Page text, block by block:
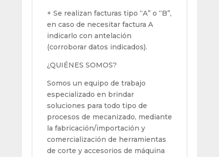
+ Se realizan facturas tipo “A” o “B”,
en caso de necesitar factura A
indicarlo con antelación
(corroborar datos indicados).
¿QUIÉNES SOMOS?
Somos un equipo de trabajo
especializado en brindar
soluciones para todo tipo de
procesos de mecanizado, mediante
la fabricación/importación y
comercialización de herramientas
de corte y accesorios de máquina